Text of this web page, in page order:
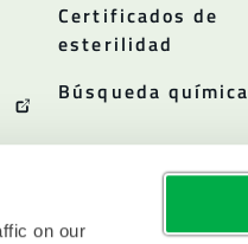
on our
Certificados de
esterilidad
Búsqueda química